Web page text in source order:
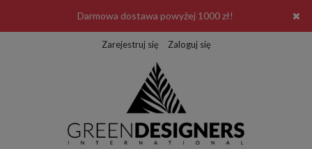
Darmowa dostawa powyżej 1000 zł!
Zarejestruj się Zaloguj się